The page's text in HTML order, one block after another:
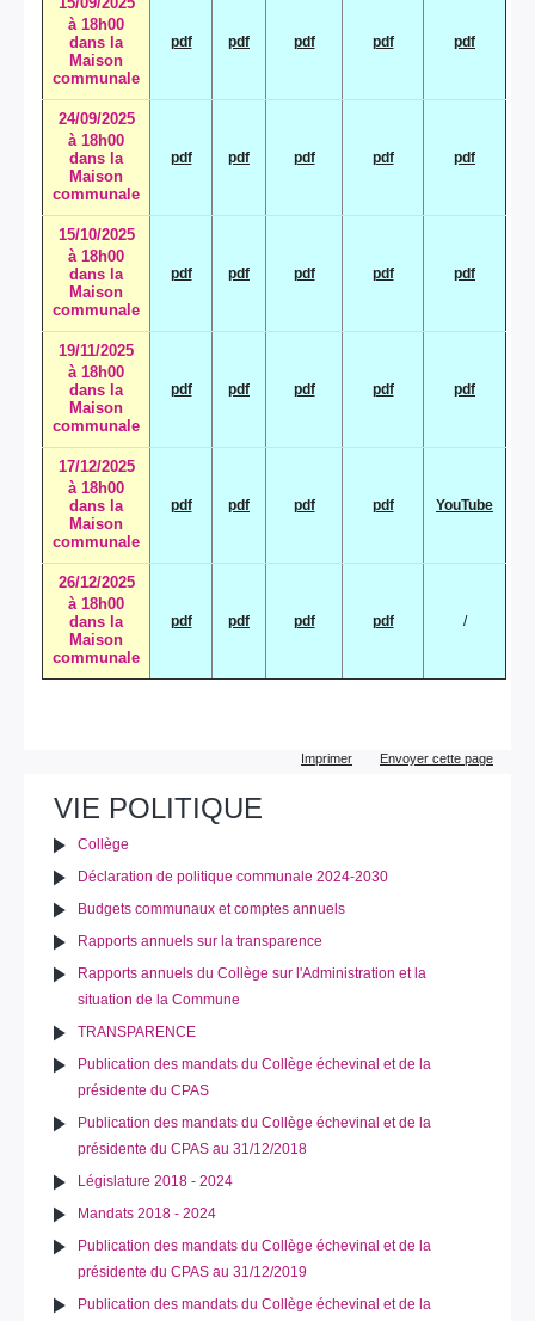
à 18h00
dans la
Maison
communale
pdf pdf pdf pdf pdf
24/09/2025
à 18h00
dans la
Maison
communale
pdf pdf pdf pdf pdf
15/10/2025
à 18h00
dans la
Maison
communale
pdf pdf pdf pdf pdf
19/11/2025
à 18h00
dans la
Maison
communale
pdf pdf pdf pdf pdf
17/12/2025
à 18h00
dans la
Maison
communale
pdf pdf pdf pdf YouTube
26/12/2025
à 18h00
dans la
Maison
communale
pdf pdf pdf pdf /
document
Imprimer Envoyer cette page
VIE POLITIQUE
Collège
Déclaration de politique communale 2024-2030
Budgets communaux et comptes annuels
Rapports annuels sur la transparence
Rapports annuels du Collège sur l'Administration et la
situation de la Commune
TRANSPARENCE
Publication des mandats du Collège échevinal et de la
présidente du CPAS
Publication des mandats du Collège échevinal et de la
présidente du CPAS au 31/12/2018
Législature 2018 - 2024
Mandats 2018 - 2024
Publication des mandats du Collège échevinal et de la
présidente du CPAS au 31/12/2019
Publication des mandats du Collège échevinal et de la